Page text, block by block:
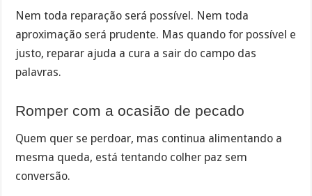
Nem toda reparação será possível. Nem toda
aproximação será prudente. Mas quando for possível e
justo, reparar ajuda a cura a sair do campo das
palavras.
Romper com a ocasião de pecado
Quem quer se perdoar, mas continua alimentando a
mesma queda, está tentando colher paz sem
conversão.